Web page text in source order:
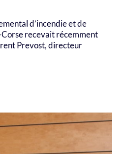
d’incendie et de
recevait récemment
Prevost, directeur